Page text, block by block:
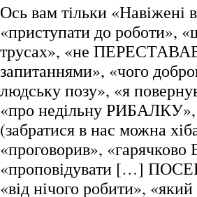
Ось вам тільки «Навіжені
«приступати до
трусах», «не
запитаннями», «чого
людську позу», «я
«про недільну
(забратися в нас можна
«проговорив»,
«проповідувати […]
«від нічого робити»,